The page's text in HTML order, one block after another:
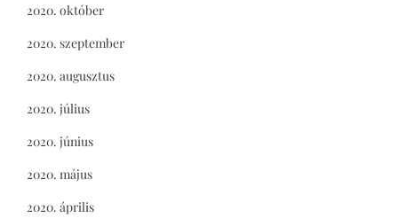
2020. október
2020. szeptember
2020. augusztus
2020. július
2020. június
2020. május
2020. április